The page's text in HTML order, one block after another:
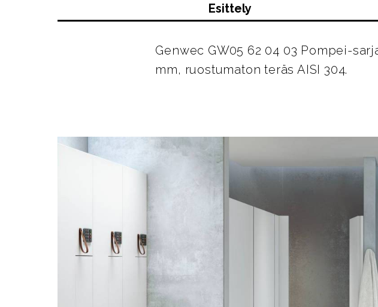
Esittely
Genwec GW05 62 04 03 Pompei-
mm, ruostumaton teräs AISI 304.